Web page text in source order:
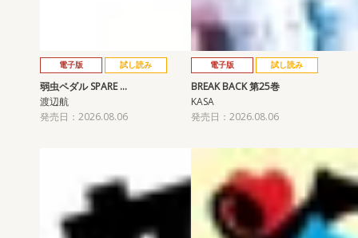
電子版 試し読み
弱虫ペダル SPARE …
渡辺航
発売日：2026.08.06
電子版 試し読み
BREAK BACK 第25巻
KASA
発売日：2026.08.06